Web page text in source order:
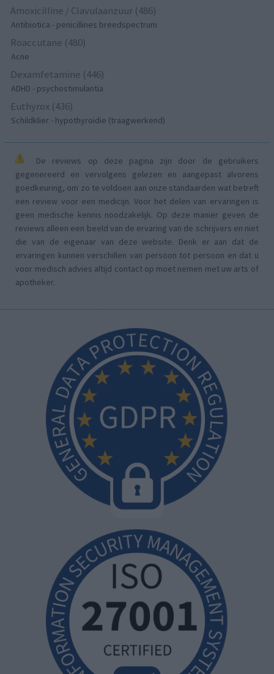
Amoxicilline / Clavulaanzuur (486)
Antibiotica - penicillines breedspectrum
Roaccutane (480)
Acne
Dexamfetamine (446)
ADHD - psychostimulantia
Euthyrox (436)
Schildklier - hypothyroidie (traagwerkend)
De reviews op deze pagina zijn door de gebruikers
gegenereerd en vervolgens gelezen en aangepast alvorens
goedkeuring, om zo te voldoen aan onze standaarden wat betreft
een review voor een medicijn. Voor het delen van ervaringen is
geen medische kennis noodzakelijk. Op deze manier geven de
reviews alleen een beeld van de ervaring van de schrijvers en niet
die van de eigenaar van deze website. Denk er aan dat de
ervaringen kunnen verschillen van persoon tot persoon en dat u
voor medisch advies altijd contact op moet nemen met uw arts of
apotheker.